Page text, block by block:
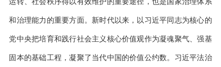
和治理能力的重要方面。新时代以来，以习近平同志为核心的
党中央把培育和践行社会主义核心价值观作为凝魂聚气、强基
固本的基础工程，凝聚了当代中国的价值公约数。习近平法治